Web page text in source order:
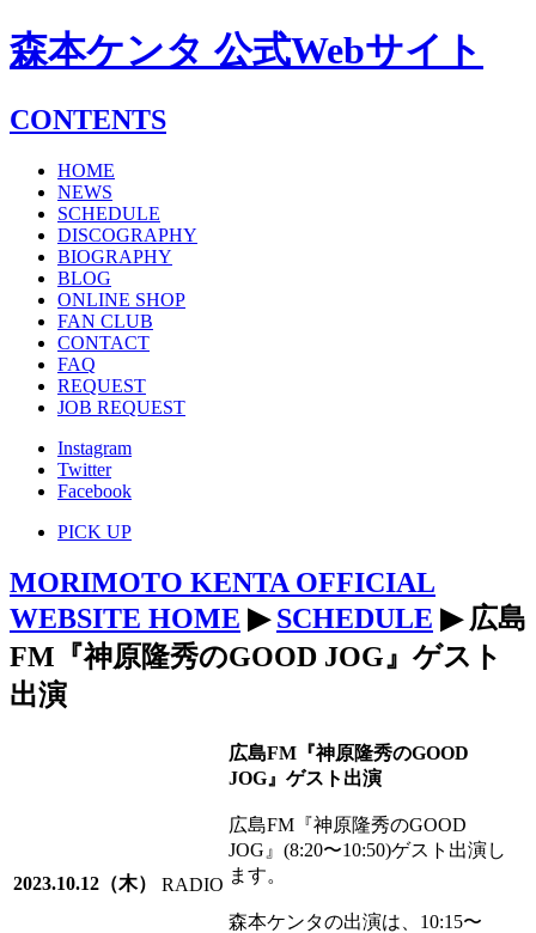
森本ケンタ 公式Webサイト
CONTENTS
HOME
NEWS
SCHEDULE
DISCOGRAPHY
BIOGRAPHY
BLOG
ONLINE SHOP
FAN CLUB
CONTACT
FAQ
REQUEST
JOB REQUEST
Instagram
Twitter
Facebook
PICK UP
MORIMOTO KENTA OFFICIAL
WEBSITE HOME ▶SCHEDULE ▶ 広島
FM『神原隆秀のGOOD JOG』ゲスト
出演
2023.10.12（木） RADIO
広島FM『神原隆秀のGOOD
JOG』ゲスト出演
広島FM『神原隆秀のGOOD
JOG』(8:20〜10:50)ゲスト出演し
ます。
森本ケンタの出演は、10:15〜